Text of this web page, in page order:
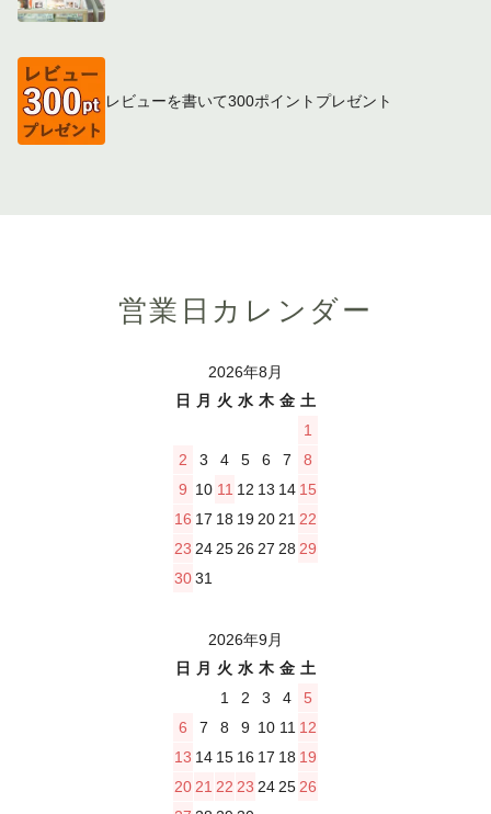
レビューを書いて300ポイントプレゼント
営業日カレンダー
2026年8月
日
月 火 水 木 金 土
1
2
3 4 5 6 7
8
9 10 11 12 13 14 15
16 17 18 19 20 21 22
23 24 25 26 27 28 29
3031
2026年9月
日
月 火 水 木 金 土
1
2 3 4
5
6
7 8 9 10 11 12
13 14 15 16 17 18 19
20 21 22 23 24 25 26